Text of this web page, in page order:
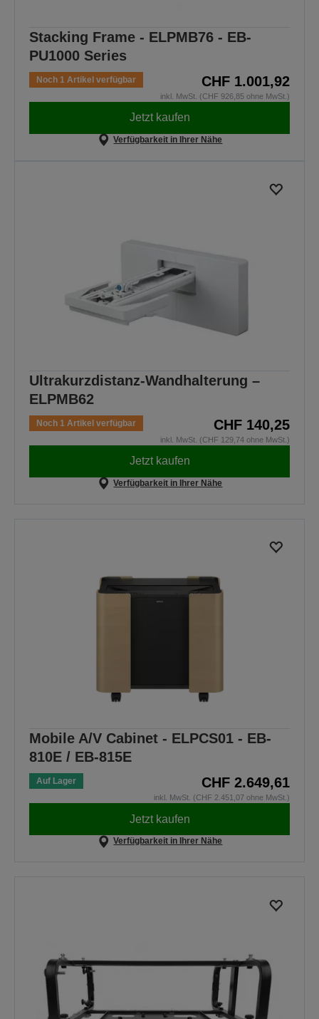
Stacking Frame - ELPMB76 - EB-
PU1000 Series
Noch 1 Artikel verfügbar CHF 1.001,92
inkl. MwSt. (CHF 926,85 ohne MwSt.)
Jetzt kaufen
Verfügbarkeit in Ihrer Nähe
Ultrakurzdistanz-Wandhalterung –
ELPMB62
Noch 1 Artikel verfügbar CHF 140,25
inkl. MwSt. (CHF 129,74 ohne MwSt.)
Jetzt kaufen
Verfügbarkeit in Ihrer Nähe
Mobile A/V Cabinet - ELPCS01 - EB-
810E / EB-815E
Auf Lager CHF 2.649,61
inkl. MwSt. (CHF 2.451,07 ohne MwSt.)
Jetzt kaufen
Verfügbarkeit in Ihrer Nähe